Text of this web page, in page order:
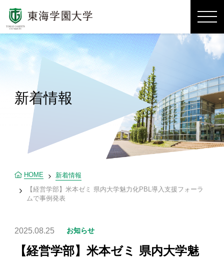
新着情報
HOME
新着情報
【経営学部】米本ゼミ 県内大学魅力化PBL導入支援フォーラ
ムで事例発表
2025.08.25 お知らせ
【経営学部】米本ゼミ 県内大学魅